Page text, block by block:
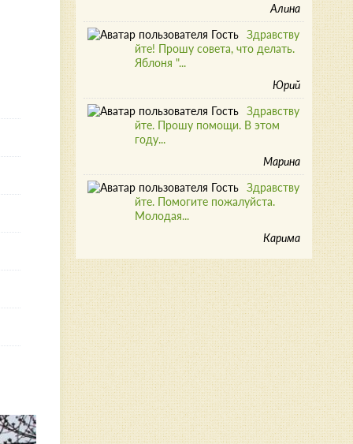
Алина
Здравству
йте! Прошу совета, что делать.
Яблоня "...
Юрий
Здравству
йте. Прошу помощи. В этом
году...
Марина
Здравству
йте. Помогите пожалуйста.
Молодая...
Карима